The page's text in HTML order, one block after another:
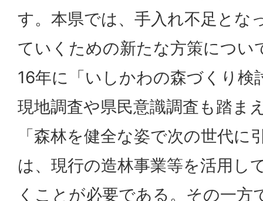
す。本県では、手入れ不足とな
ていくための新たな方策につい
16年に「いしかわの森づくり検
現地調査や県民意識調査も踏ま
「森林を健全な姿で次の世代
は、現行の造林事業等を活用し
くことが必要である。その一方